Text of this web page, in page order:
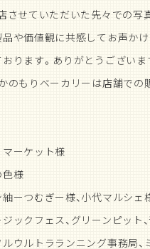
させていただいた先々での写
や価値観に共感してお声か
ります。ありがとうございま
のもりベーカリーは店舗での
ーケット様
様
ーつむぎー様、小代マルシェ
ックフェス、グリーンピット
ウルトラランニング事務局、